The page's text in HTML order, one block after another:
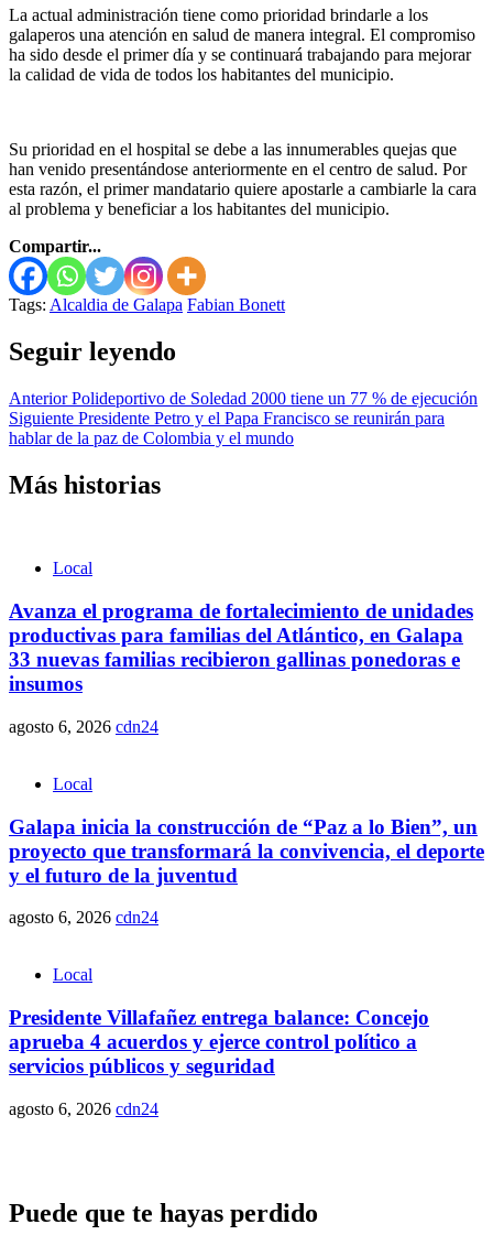
La actual administración tiene como prioridad brindarle a los
galaperos una atención en salud de manera integral. El compromiso
ha sido desde el primer día y se continuará trabajando para mejorar
la calidad de vida de todos los habitantes del municipio.
Su prioridad en el hospital se debe a las innumerables quejas que
han venido presentándose anteriormente en el centro de salud. Por
esta razón, el primer mandatario quiere apostarle a cambiarle la cara
al problema y beneficiar a los habitantes del municipio.
Compartir...
Tags: Alcaldia de Galapa Fabian Bonett
Seguir leyendo
AnteriorPolideportivo de Soledad 2000 tiene un 77 % de ejecución
Siguiente Presidente Petro y el Papa Francisco se reunirán para
hablar de la paz de Colombia y el mundo
Más historias
Local
Avanza el programa de fortalecimiento de unidades
productivas para familias del Atlántico, en Galapa
33 nuevas familias recibieron gallinas ponedoras e
insumos
agosto 6, 2026 cdn24
Local
Galapa inicia la construcción de “Paz a lo Bien”, un
proyecto que transformará la convivencia, el deporte
y el futuro de la juventud
agosto 6, 2026 cdn24
Local
Presidente Villafañez entrega balance: Concejo
aprueba 4 acuerdos y ejerce control político a
servicios públicos y seguridad
agosto 6, 2026 cdn24
Puede que te hayas perdido